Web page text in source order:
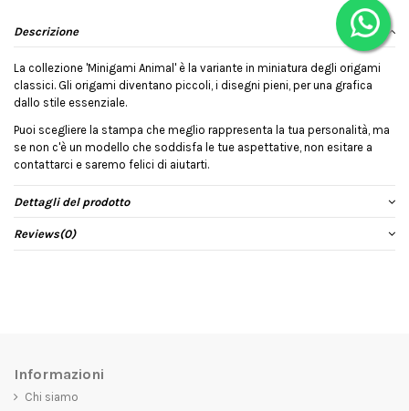
Descrizione
La collezione 'Minigami Animal' è la variante in miniatura degli origami
classici. Gli origami diventano piccoli, i disegni pieni, per una grafica
dallo stile essenziale.
Puoi scegliere la stampa che meglio rappresenta la tua personalità, ma
se non c'è un modello che soddisfa le tue aspettative, non esitare a
contattarci e saremo felici di aiutarti.
Dettagli del prodotto
Reviews(0)
Informazioni
Chi siamo